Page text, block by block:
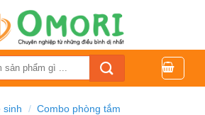
sinh / Combo phòng tắm